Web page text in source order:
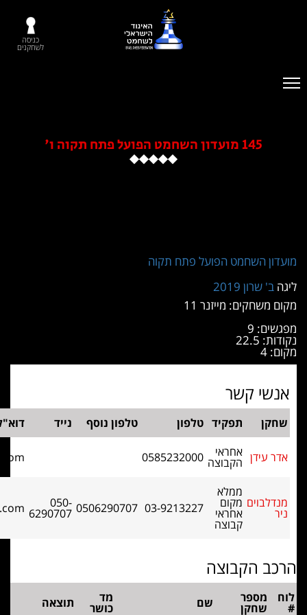
כניסה
לשחקנים
פתח תקוה
טלפון טלפון נוסף דוא"ל
0585232000
idad232000@gmail.com
03-9213227
0506290707
050-
6290707
nirm65@gmail.com
מד
כושר